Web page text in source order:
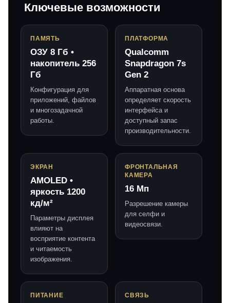
Ключевые возможности
ПАМЯТЬ
ОЗУ 8 Гб •
накопитель 256
Гб
Конфигурация для
приложений, файлов
и многозадачной
работы.
ПЛАТФОРМА
Qualcomm
Snapdragon 7s
Gen 2
Аппаратная основа
определяет скорость
интерфейса и
доступный запас
производительности.
ЭКРАН
AMOLED •
яркость 1200
кд/м²
Параметры дисплея
влияют на
восприятие контента
и читаемость
изображения.
ФРОНТАЛЬНАЯ
КАМЕРА
16 Мп
Разрешение камеры
для селфи и
видеосвязи.
ПИТАНИЕ СВЯЗЬ